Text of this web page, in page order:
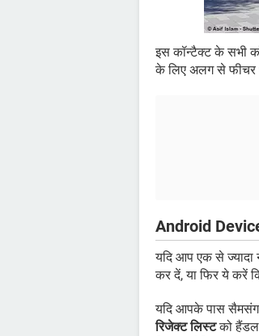
इस कॉन्टैक्ट के सभी
के लिए अलग से फीचर
Android
यदि आप एक से ज्यादा
कर दें, या फिर ये करें
यदि आपके पास सैमसंग,
रिजेक्ट लिस्टको हैंडल